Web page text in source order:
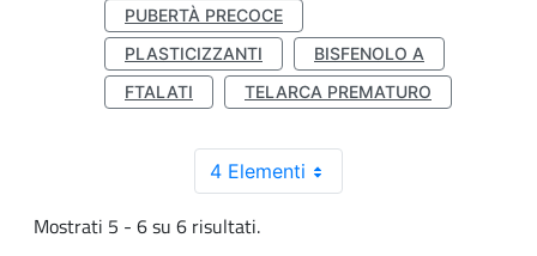
PUBERTÀ PRECOCE
PLASTICIZZANTI
BISFENOLO A
FTALATI
TELARCA PREMATURO
4 Elementi
Mostrati 5 - 6 su 6 risultati.